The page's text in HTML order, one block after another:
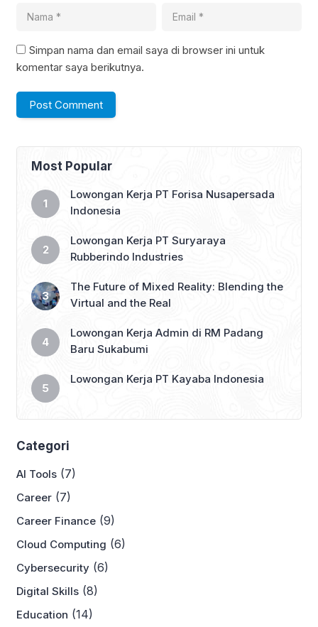
Simpan nama dan email saya di browser ini untuk
komentar saya berikutnya.
Most Popular
Lowongan Kerja PT Forisa Nusapersada
Indonesia
Lowongan Kerja PT Suryaraya
Rubberindo Industries
The Future of Mixed Reality: Blending the
Virtual and the Real
Lowongan Kerja Admin di RM Padang
Baru Sukabumi
Lowongan Kerja PT Kayaba Indonesia
Categori
AI Tools (7)
Career (7)
Career Finance (9)
Cloud Computing (6)
Cybersecurity (6)
Digital Skills (8)
Education (14)